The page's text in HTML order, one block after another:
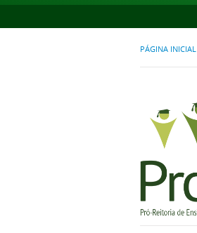
PÁGINA INICIAL